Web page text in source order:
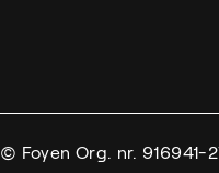
© Foyen Org. nr. 916941-